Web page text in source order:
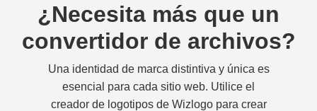
¿Necesita más que un
convertidor de archivos?
Una identidad de marca distintiva y única es
esencial para cada sitio web. Utilice el
creador de logotipos de Wizlogo para crear